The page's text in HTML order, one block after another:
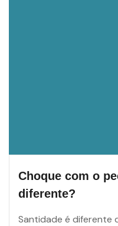
Choque com o
diferente?
Santidade é diferente